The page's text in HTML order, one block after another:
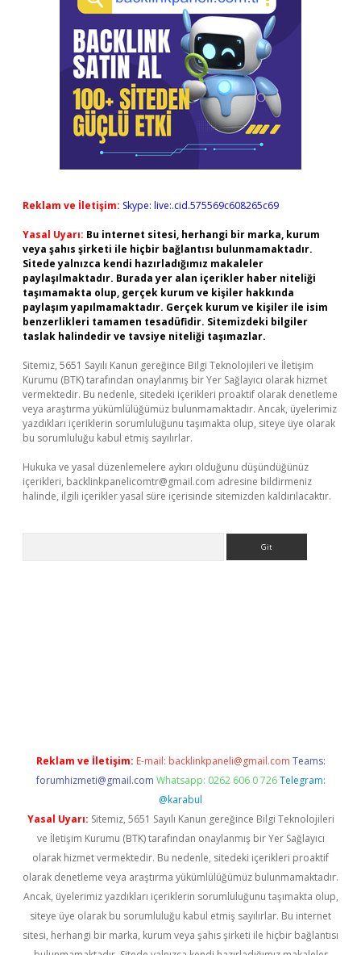
Reklam ve İletişim: Skype: live:.cid.575569c608265c69
Yasal Uyarı: Bu internet sitesi, herhangi bir marka, kurum
veya şahıs şirketi ile hiçbir bağlantısı bulunmamaktadır.
Sitede yalnızca kendi hazırladığımız makaleler
paylaşılmaktadır. Burada yer alan içerikler haber niteliği
taşımamakta olup, gerçek kurum ve kişiler hakkında
paylaşım yapılmamaktadır. Gerçek kurum ve kişiler ile isim
benzerlikleri tamamen tesadüfidir. Sitemizdeki bilgiler
taslak halindedir ve tavsiye niteliği taşımazlar.
Sitemiz, 5651 Sayılı Kanun gereğince Bilgi Teknolojileri ve İletişim
Kurumu (BTK) tarafından onaylanmış bir Yer Sağlayıcı olarak hizmet
vermektedir. Bu nedenle, sitedeki içerikleri proaktif olarak denetleme
veya araştırma yükümlülüğümüz bulunmamaktadır. Ancak, üyelerimiz
yazdıkları içeriklerin sorumluluğunu taşımakta olup, siteye üye olarak
bu sorumluluğu kabul etmiş sayılırlar.
Hukuka ve yasal düzenlemelere aykırı olduğunu düşündüğünüz
içerikleri, backlinkpanelicomtr@gmail.com adresine bildirmeniz
halinde, ilgili içerikler yasal süre içerisinde sitemizden kaldırılacaktır.
Reklam ve İletişim: E-mail: backlinkpaneli@gmail.com Teams:
forumhizmeti@gmail.com Whatsapp: 0262 606 0 726 Telegram:
@karabul
Yasal Uyarı: Sitemiz, 5651 Sayılı Kanun gereğince Bilgi Teknolojileri
ve İletişim Kurumu (BTK) tarafından onaylanmış bir Yer Sağlayıcı
olarak hizmet vermektedir. Bu nedenle, sitedeki içerikleri proaktif
olarak denetleme veya araştırma yükümlülüğümüz bulunmamaktadır.
Ancak, üyelerimiz yazdıkları içeriklerin sorumluluğunu taşımakta olup,
siteye üye olarak bu sorumluluğu kabul etmiş sayılırlar. Bu internet
sitesi, herhangi bir marka, kurum veya şahıs şirketi ile hiçbir bağlantısı